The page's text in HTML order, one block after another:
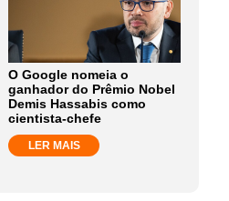
O Google nomeia o
ganhador do Prêmio Nobel
Demis Hassabis como
cientista-chefe
LER MAIS